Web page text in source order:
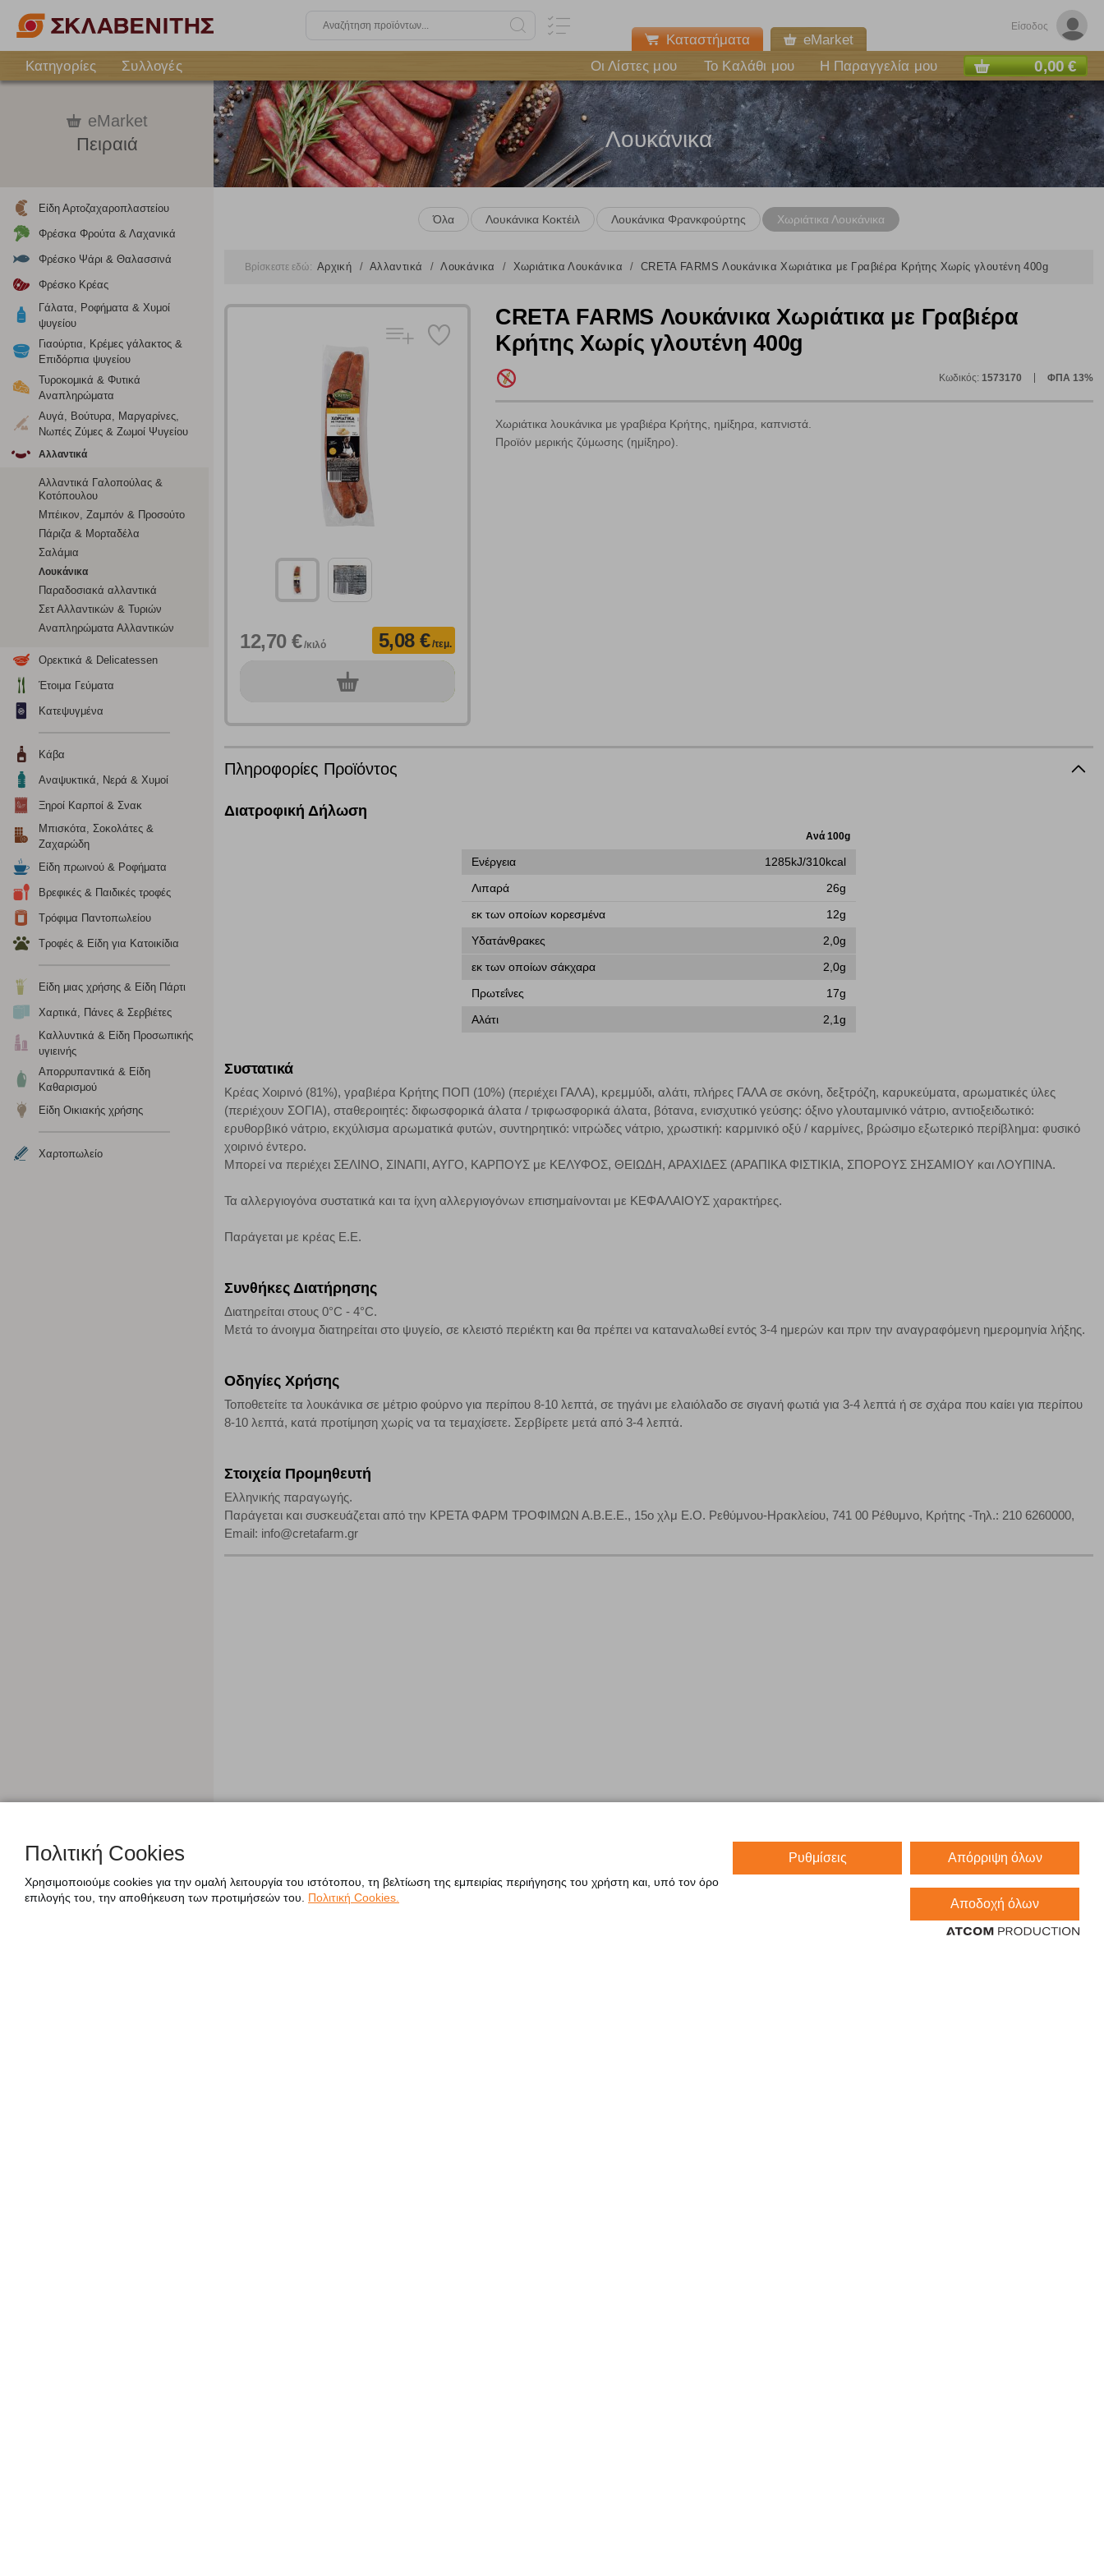
Είσοδος
Καταστήματα
eMarket
Κατηγορίες
Συλλογές Οι Λίστες μου Το Καλάθι μου Η Παραγγελία μου 0,00 €
eMarket
Πειραιά
Είδη Αρτοζαχαροπλαστείου
Φρέσκα Φρούτα & Λαχανικά
Φρέσκο Ψάρι & Θαλασσινά
Φρέσκο Κρέας
Γάλατα, Ροφήματα & Χυμοί
ψυγείου
Γιαούρτια, Κρέμες γάλακτος &
Επιδόρπια ψυγείου
Τυροκομικά & Φυτικά
Αναπληρώματα
Αυγά, Βούτυρα, Μαργαρίνες,
Νωπές Ζύμες & Ζωμοί Ψυγείου
Αλλαντικά
Αλλαντικά Γαλοπούλας &
Κοτόπουλου
Μπέικον, Ζαμπόν & Προσούτο
Πάριζα & Μορταδέλα
Σαλάμια
Λουκάνικα
Παραδοσιακά αλλαντικά
Σετ Αλλαντικών & Τυριών
Αναπληρώματα Αλλαντικών
Ορεκτικά & Delicatessen
Έτοιμα Γεύματα
Κατεψυγμένα
Κάβα
Αναψυκτικά, Νερά & Χυμοί
Ξηροί Καρποί & Σνακ
Μπισκότα, Σοκολάτες &
Ζαχαρώδη
Είδη πρωινού & Ροφήματα
Βρεφικές & Παιδικές τροφές
Τρόφιμα Παντοπωλείου
Τροφές & Είδη για Κατοικίδια
Είδη μιας χρήσης & Είδη Πάρτι
Χαρτικά, Πάνες & Σερβιέτες
Καλλυντικά & Είδη Προσωπικής
υγιεινής
Απορρυπαντικά & Είδη
Καθαρισμού
Είδη Οικιακής χρήσης
Χαρτοπωλείο
Λουκάνικα
Όλα Λουκάνικα Κοκτέιλ Λουκάνικα Φρανκφούρτης Χωριάτικα Λουκάνικα
Βρίσκεστε εδώ: Αρχική Αλλαντικά Λουκάνικα Χωριάτικα Λουκάνικα CRETA FARMS Λουκάνικα Χωριάτικα με Γραβιέρα Κρήτης Χωρίς γλουτένη 400g
12,70 €/κιλό 5,08 €/τεμ.
0τεμ.
CRETA FARMS Λουκάνικα Χωριάτικα με Γραβιέρα
Κρήτης Χωρίς γλουτένη 400g
Κωδικός: 1573170 ΦΠΑ 13%
Χωριάτικα λουκάνικα με γραβιέρα Κρήτης, ημίξηρα, καπνιστά.
Προϊόν μερικής ζύμωσης (ημίξηρο).
Πληροφορίες Προϊόντος
Διατροφική Δήλωση
Ανά 100g
Ενέργεια
1285kJ/310kcal
Λιπαρά
26g
εκ των οποίων κορεσμένα
12g
Υδατάνθρακες
2,0g
εκ των οποίων σάκχαρα
2,0g
Πρωτεΐνες
17g
Αλάτι
2,1g
Συστατικά
Κρέας Χοιρινό (81%), γραβιέρα Κρήτης ΠΟΠ (10%) (περιέχει ΓΑΛΑ), κρεμμύδι, αλάτι, πλήρες ΓΑΛΑ σε σκόνη, δεξτρόζη, καρυκεύματα, αρωματικές ύλες
(περιέχουν ΣΟΓΙΑ), σταθεροιητές: διφωσφορικά άλατα / τριφωσφορικά άλατα, βότανα, ενισχυτικό γεύσης: όξινο γλουταμινικό νάτριο, αντιοξειδωτικό:
ερυθορβικό νάτριο, εκχύλισμα αρωματικά φυτών, συντηρητικό: νιτρώδες νάτριο, χρωστική: καρμινικό οξύ / καρμίνες, βρώσιμο εξωτερικό περίβλημα: φυσικό
χοιρινό έντερο.
Μπορεί να περιέχει ΣΕΛΙΝΟ, ΣΙΝΑΠΙ, ΑΥΓΟ, ΚΑΡΠΟΥΣ με ΚΕΛΥΦΟΣ, ΘΕΙΩΔΗ, ΑΡΑΧΙΔΕΣ (ΑΡΑΠΙΚΑ ΦΙΣΤΙΚΙΑ, ΣΠΟΡΟΥΣ ΣΗΣΑΜΙΟΥ και ΛΟΥΠΙΝΑ.
Τα αλλεργιογόνα συστατικά και τα ίχνη αλλεργιογόνων επισημαίνονται με ΚΕΦΑΛΑΙΟΥΣ χαρακτήρες.
Παράγεται με κρέας Ε.Ε.
Συνθήκες Διατήρησης
Διατηρείται στους 0°C - 4°C.
Μετά το άνοιγμα διατηρείται στο ψυγείο, σε κλειστό περιέκτη και θα πρέπει να καταναλωθεί εντός 3-4 ημερών και πριν την αναγραφόμενη ημερομηνία λήξης.
Οδηγίες Χρήσης
Τοποθετείτε τα λουκάνικα σε μέτριο φούρνο για περίπου 8-10 λεπτά, σε τηγάνι με ελαιόλαδο σε σιγανή φωτιά για 3-4 λεπτά ή σε σχάρα που καίει για περίπου
8-10 λεπτά, κατά προτίμηση χωρίς να τα τεμαχίσετε. Σερβίρετε μετά από 3-4 λεπτά.
Στοιχεία Προμηθευτή
Ελληνικής παραγωγής.
Παράγεται και συσκευάζεται από την ΚΡΕΤΑ ΦΑΡΜ ΤΡΟΦΙΜΩΝ Α.Β.Ε.Ε., 15ο χλμ Ε.Ο. Ρεθύμνου-Ηρακλείου, 741 00 Ρέθυμνο, Κρήτης -Τηλ.: 210 6260000,
Email: info@cretafarm.gr
όλες τις Κατηγορίες και για κάθε προϊόν.
Πολιτική Cookies
Χρησιμοποιούμε cookies για την ομαλή λειτουργία του ιστότοπου, τη βελτίωση της εμπειρίας περιήγησης του χρήστη και, υπό τον όρο
επιλογής του, την αποθήκευση των προτιμήσεών του.
Πολιτική Cookies.
Ρυθμίσεις Απόρριψη όλων
Αποδοχή όλων
Ρυθμίσεις Cookies
Ενημέρωση
Κατά την απλή περιήγηση ή/και χρήση του ιστότοπου συλλέγουμε αυτόματα δεδομένα σύνδεσης και πληροφορίες σχετικές με την περιήγησή σας, οι οποίες είναι μη εξατομικευμένες και σπάνια
υπολογιστή ή την ηλεκτρονική συσκευή σας, προσθέτοντας λειτουργικότητα στην ιστοσελίδα και βελτιώνοντας την εμπειρία περιήγησης ή, εφ΄ όσον το επιλέξετε, απομνημονεύοντας τις προτιμήσεις
σας. Η κατηγορία των απολύτως απαραίτητων cookies για την ομαλή λειτουργία του ιστότοπου είναι η μόνη ενεργοποιημένη. Έχετε τη δυνατότητα να επιλέξετε τις λοιπές κατηγορίες κάνοντας κλικ στο
σχετικό κουμπί επάνω δεξιά, αφού ενημερωθείτε σχετικά. Ωστόσο θα πρέπει να γνωρίζετε ότι αποκλεισμός ορισμένων κατηγοριών αρχείων cookies, μπορεί να επηρεάσει την εμπειρία της περιήγησής
σας ή/και της χρήσης των υπηρεσιών μας. Δείτε περισσότερα
Λειτουργικά cookies
οποίων τις υπηρεσίες έχουμε επιλέξει. Αν δεν επιτρέψετε την αποδοχή αυτής της κατηγορίας cookies, ορισμένες ή όλες από αυτές τις λειτουργίες ενδέχεται να μην λειτουργούν σωστά.
Η συγκεκριμένη κατηγορία cookies ρυθμίζεται από συνεργάτες μας (με αντικείμενο τη διαφήμιση) μέσω του ιστότοπού μας. Εφ’ όσον τα επιλέξετε, μπορεί να χρησιμοποιηθούν από τους ανωτέρω
για τη δημιουργία ενός προφίλ των ενδιαφερόντων σας και για την εμφάνιση σχετικών διαφημίσεων σε άλλες τοποθεσίες. Τα cookies στόχευσης λειτουργούν αναγνωρίζοντας με μοναδικό τρόπο
το πρόγραμμα περιήγησης και τη συσκευή σας. Αν δεν επιλέξετε τη συγκεκριμένη κατηγορία cookies, δεν θα λαμβάνετε στοχευμένες διαφημίσεις μας σε διαφορετικούς ιστότοπους.
Cookies απόδοσης
Η συγκεκριμένη κατηγορία cookies μας δίνει τη δυνατότητα να ενημερωνόμαστε για την επισκεψιμότητα του ιστότοπού μας, ώστε να μπορούμε να βελτιώσουμε την απόδοσή του. Μας βοηθούν
να γνωρίζουμε ποιες σελίδες είναι περισσότερο, ή λιγότερο δημοφιλείς και να βλέπουμε την αλληλεπίδραση του χρήστη και το χρόνο παραμονής του. Οι πληροφορίες που συλλέγονται από αυτά
τα cookies είναι συγκεντρωτικές και, συνεπώς, ανώνυμες. Αν δεν επιτρέψετε την αποδοχή αυτής της κατηγορίας cookies, δεν θα γνωρίζουμε πότε έχετε επισκεφθεί την τοποθεσία μας.
Απολύτως απαραίτητα cookies
αποκλείει ή να σας ειδοποιεί σχετικά με αυτά τα cookies, με το ενδεχόμενο σε αυτήν την περίπτωση ορισμένα τμήματα του ιστότοπου να μη λειτουργούν.